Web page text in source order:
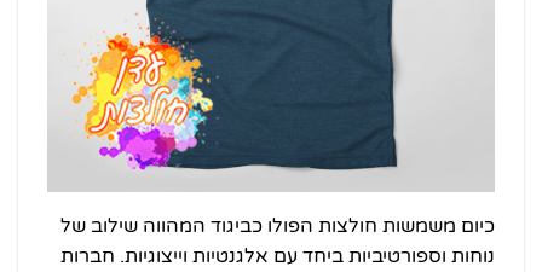
כיום משמשות חולצות הפולו כביגוד המהווה שילוב של
נוחות וספורטיביות ביחד עם אלגנטיות וייצוגיות. חברות